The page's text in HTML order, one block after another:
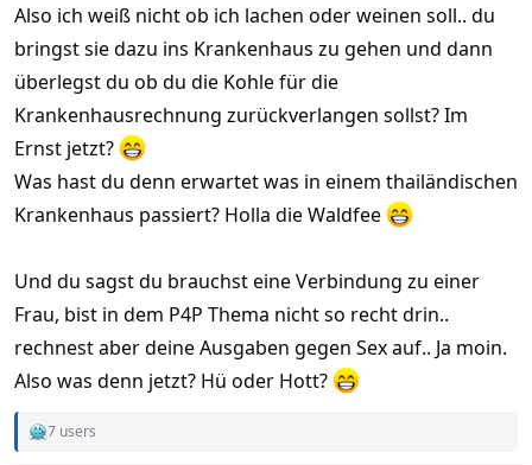
haben uns nochmal deutlich besser kennengelernt. Abgesehen
davon stellt sich heraus, dass sie wirklich ernsthaft was hatte,
so dass ich ihr die vergangenen Tage nicht mehr übel nehmen
kann. Auch wenn ich mir den Trip mal echt ganz anders
vorgestellt hatte. Am Ende des Krankenhaus Aufenthaltes kam
dann aber nochmal ein Hammer: Sie geht zum Papierkram
erledigen, kommt dann wieder und sagt, es müsse etwas
bezahlt werden. Ich komme mit und höre dann was von 6000
Baht Rechnung. Da musste ich dann erstmal schlucken und
nix Anderes ein, als einfach die Kreditkarte hinzuhalten. In
soll oder nicht, aber werde ich wohl eher nicht nach fragen.
Aber wenn ich jetzt mal zusammenrechne, wie viel Geld ich
habe (doppeltes Flugticket natürlich auch noch), das ist schon
Also ich weiß nicht ob ich lachen oder weinen soll.. du
bringst sie dazu ins Krankenhaus zu gehen und dann
überlegst du ob du die Kohle für die
Krankenhausrechnung zurückverlangen sollst? Im
Ernst jetzt?
Was hast du denn erwartet was in einem thailändischen
Krankenhaus passiert? Holla die Waldfee
Und du sagst du brauchst eine Verbindung zu einer
Frau, bist in dem P4P Thema nicht so recht drin..
rechnest aber deine Ausgaben gegen Sex auf.. Ja moin.
Also was denn jetzt? Hü oder Hott?
R
7 users